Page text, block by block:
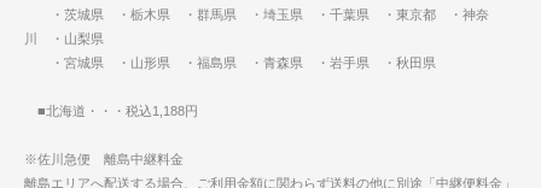
・茨城県 ・栃木県 ・群馬県 ・埼玉県 ・千葉県 ・東京都 ・神奈
川 ・山梨県
・宮城県 ・山形県 ・福島県 ・青森県 ・岩手県 ・秋田県
■北海道・・・税込1,188円
※佐川急便 離島中継料金
離島エリアへ配送する場合、ご利用金額に関わらず送料の他に別途「中継便料金」